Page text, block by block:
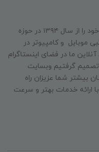
فروشگاه عصر دیجیتال فعالیت فیزیکی خود را از سال ۱۳۹۴ در حوزه
موبایل و کامپیوتر در
ما در فضای اینستاگرام
گرفتیم وبسایت
بیشتر شما عزیزان راه
ارائه خدمات بهتر و سرعت